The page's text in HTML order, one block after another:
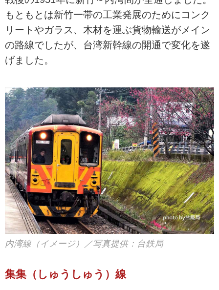
もともとは新竹一帯の工業発展のためにコンク
リートやガラス、木材を運ぶ貨物輸送がメイン
の路線でしたが、台湾新幹線の開通で変化を遂
げました。
内湾線（イメージ）／写真提供：台鉄局
集集（しゅうしゅう）線